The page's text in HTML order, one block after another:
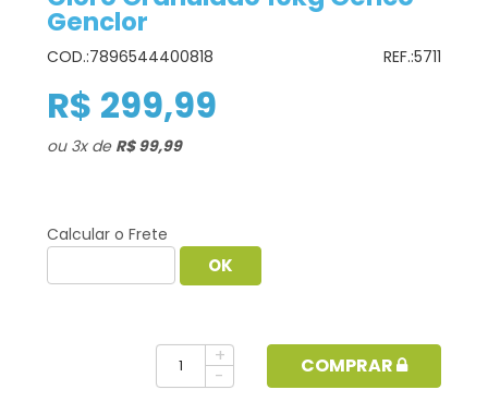
Genclor
COD.:7896544400818 REF.:5711
R$ 299,99
ou 3xde R$ 99,99
Calcular o Frete
+
-
COMPRAR